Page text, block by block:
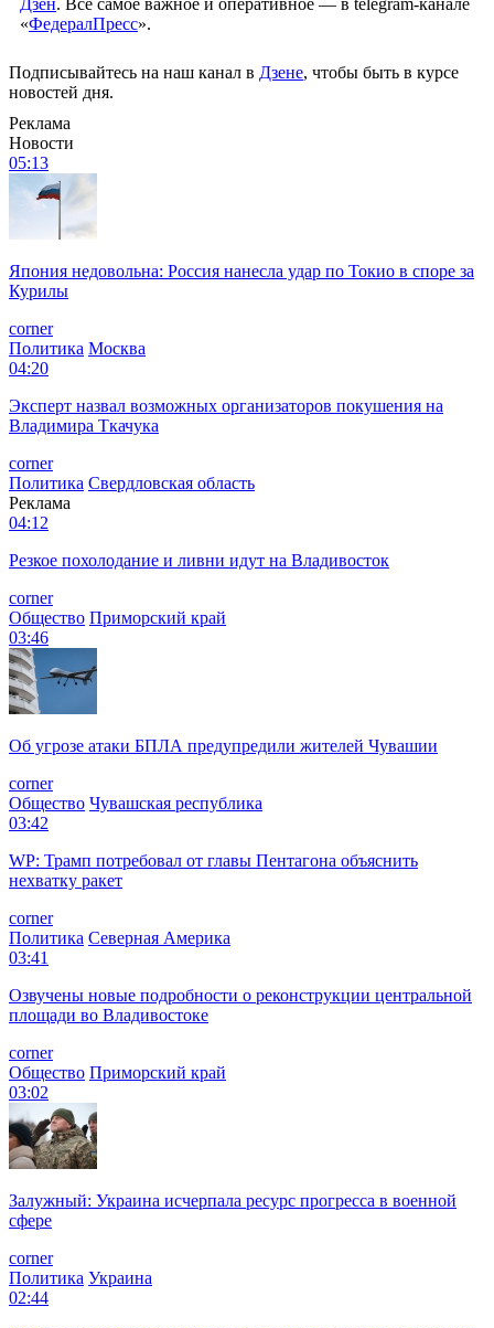
«ФедералПресс».
Подписывайтесь на наш канал в Дзене, чтобы быть в курсе
новостей дня.
Реклама
Новости
05:13
Япония недовольна: Россия нанесла удар по Токио в споре за
Курилы
corner
Политика Москва
04:20
Эксперт назвал возможных организаторов покушения на
Владимира Ткачука
corner
Политика Свердловская область
Реклама
04:12
Резкое похолодание и ливни идут на Владивосток
corner
Общество Приморский край
03:46
Об угрозе атаки БПЛА предупредили жителей Чувашии
corner
Общество Чувашская республика
03:42
WP: Трамп потребовал от главы Пентагона объяснить
нехватку ракет
corner
Политика Северная Америка
03:41
Озвучены новые подробности о реконструкции центральной
площади во Владивостоке
corner
Общество Приморский край
03:02
Залужный: Украина исчерпала ресурс прогресса в военной
сфере
corner
Политика Украина
02:44